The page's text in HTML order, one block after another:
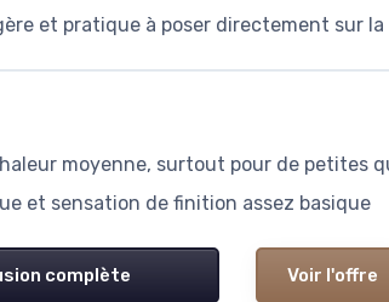
et pratique à poser directement sur
moyenne, surtout pour de petites
et sensation de finition assez basique
complète Voir l'offre